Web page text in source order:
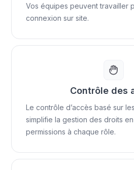
Vos équipes peuvent travailler
connexion sur site.
Contrôle des
Le contrôle d’accès basé sur
simplifie la gestion des droits
permissions à chaque rôle.